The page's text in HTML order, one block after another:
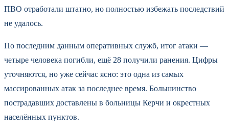
ПВО отработали штатно, но полностью избежать последствий
не удалось.
По последним данным оперативных служб, итог атаки —
четыре человека погибли, ещё 28 получили ранения. Цифры
уточняются, но уже сейчас ясно: это одна из самых
массированных атак за последнее время. Большинство
пострадавших доставлены в больницы Керчи и окрестных
населённых пунктов.